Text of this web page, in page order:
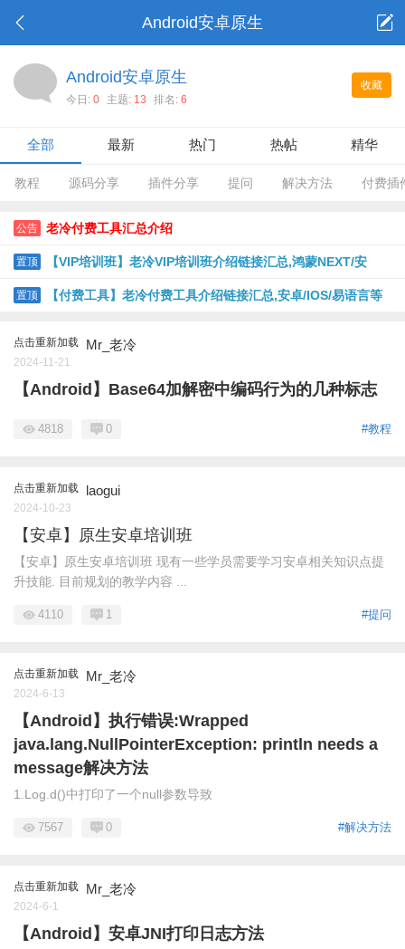
Android安卓原生
收藏
Android安卓原生
今日: 0 主题: 13 排名: 6
全部 最新 热门 热帖 精华
教程 源码分享 插件分享 提问 解决方法 付费插
公告 老冷付费工具汇总介绍
置顶 【VIP培训班】老冷VIP培训班介绍链接汇总,鸿蒙NEXT/安
卓/IOS USB版/IOS脱机版/PHP等
置顶 【付费工具】老冷付费工具介绍链接汇总,安卓/IOS/易语言等
点击重新加载 Mr_老冷
2024-11-21
【Android】Base64加解密中编码行为的几种标志
#教程
4818 0
点击重新加载 laogui
2024-10-23
【安卓】原生安卓培训班
【安卓】原生安卓培训班 现有一些学员需要学习安卓相关知识点提
升技能. 目前规划的教学内容 ...
#提问
4110 1
点击重新加载 Mr_老冷
2024-6-13
【Android】执行错误:Wrapped
java.lang.NullPointerException: println needs a
message解决方法
1.Log.d()中打印了一个null参数导致
#解决方法
7567 0
点击重新加载 Mr_老冷
2024-6-1
【Android】安卓JNI打印日志方法